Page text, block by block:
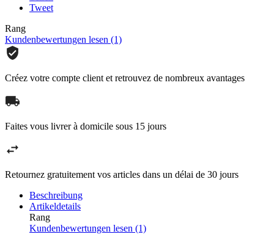
Tweet
Rang
Kundenbewertungen lesen (1)
Créez votre compte client et retrouvez de nombreux avantages
Faites vous livrer à domicile sous 15 jours
Retournez gratuitement vos articles dans un délai de 30 jours
Beschreibung
Artikeldetails
Rang
Kundenbewertungen lesen (1)